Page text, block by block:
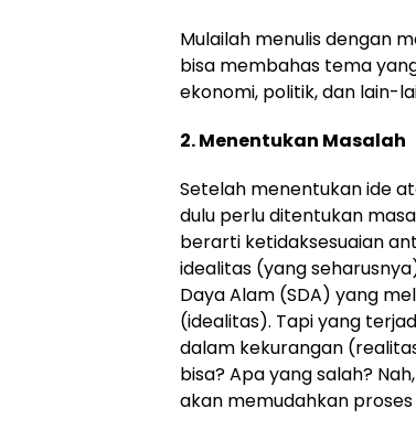
Mulailah menulis dengan
bisa membahas tema
ekonomi, politik, dan lain-
2. Menentukan Masalah
Setelah menentukan ide
dulu perlu ditentukan
berarti ketidaksesuaian
idealitas (yang
Daya Alam (SDA) yang
(idealitas). Tapi yang
dalam kekurangan
bisa? Apa yang salah?
akan memudahkan